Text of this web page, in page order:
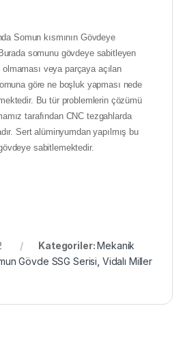
Somun kısmının Gövdeye
somunu gövdeye sabitleyen
veya parçaya açılan
göre ne boşluk yapması nede
Bu tür problemlerin çözümü
tarafından CNC tezgahlarda
Sert alüminyumdan yapılmış bu
sabitlemektedir.
Kategoriler:Mekanik
Gövde SSG Serisi Vidalı Miller